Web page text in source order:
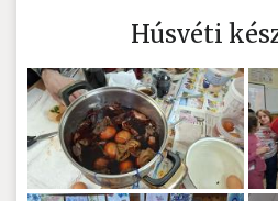
Húsvéti